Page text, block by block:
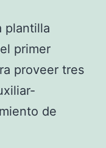
plantilla
primer
proveer tres
de